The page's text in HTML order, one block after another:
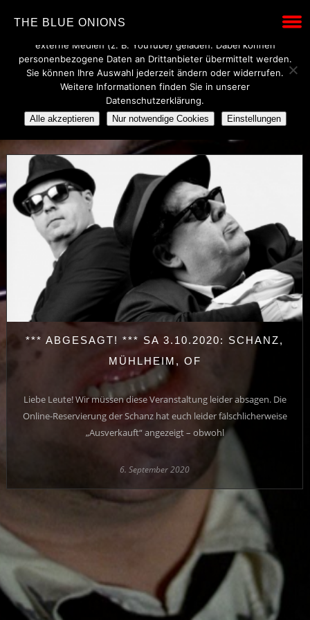
THE BLUE ONIONS
POSTS TAGGED UNDER
MAURY SLINE
*** ABGESAGT! *** SA 3.10.2020: SCHANZ,
MÜHLHEIM, OF
Liebe Leute! Wir müssen diese Veranstaltung leider absagen. Die
Online-Reservierung der Schanz hat euch leider fälschlicherweise
„Ausverkauft“ angezeigt – obwohl
6. September 2020
Wir verwenden technisch notwendige Cookies, um den Betrieb
dieser Website sicherzustellen. Mit Ihrer Einwilligung werden
externe Medien (z. B. YouTube) geladen. Dabei können
personenbezogene Daten an Drittanbieter übermittelt werden.
Sie können Ihre Auswahl jederzeit ändern oder widerrufen.
Weitere Informationen finden Sie in unserer
Datenschutzerklärung.
Alle akzeptieren Nur notwendige Cookies Einstellungen